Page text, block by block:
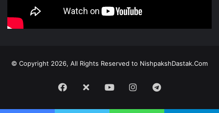
© Copyright 2026, All Rights Reserved to NishpakshDastak.Com
Facebook
X YoutubeInstagramTelegram